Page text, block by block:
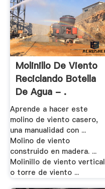
Molinillo De Viento
Reciclando Botella
De Agua - .
Aprende a hacer este
molino de viento casero,
una manualidad con ...
Molino de viento
construido en madera. ...
Molinillo de viento vertical
o torre de viento ...